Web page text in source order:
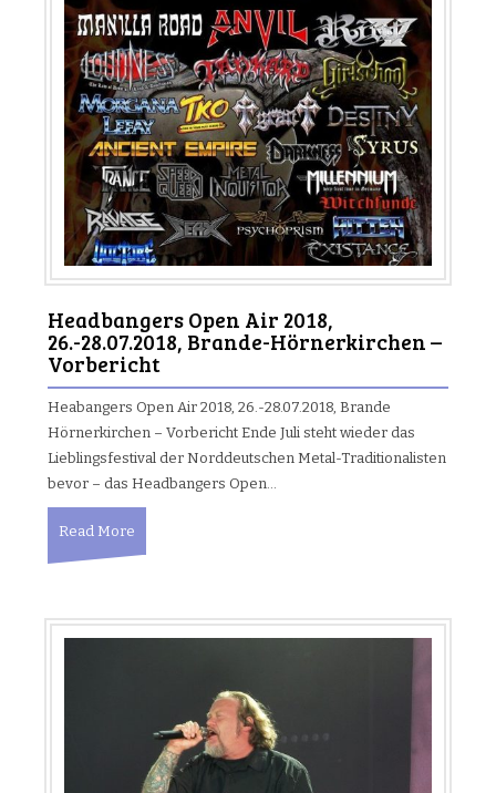
Headbangers Open Air 2018,
26.-28.07.2018, Brande-Hörnerkirchen –
Vorbericht
Heabangers Open Air 2018, 26.-28.07.2018, Brande
Hörnerkirchen – Vorbericht Ende Juli steht wieder das
Lieblingsfestival der Norddeutschen Metal-Traditionalisten
bevor – das Headbangers Open…
Read More